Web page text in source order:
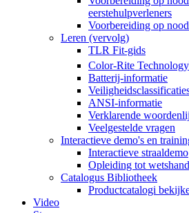
eerstehulpverleners
Voorbereiding op
Leren (vervolg)
TLR Fit-gids
Color-Rite Technology
Batterij-informatie
ANSI-informatie
Verklarende
Veelgestelde vragen
Interactieve demo's en
Interactieve straaldemo
Opleiding tot
Catalogus Bibliotheek
Productcatalogi
Video